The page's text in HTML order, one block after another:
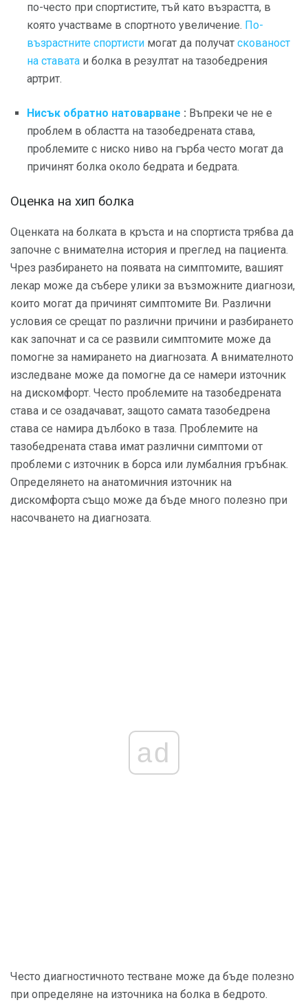
по-често при спортистите, тъй като възрастта, в
която участваме в спортното увеличение. По-
възрастните спортисти могат да получат скованост
на ставата и болка в резултат на тазобедрения
артрит.
Нисък обратно натоварване : Въпреки че не е
проблем в областта на тазобедрената става,
проблемите с ниско ниво на гърба често могат да
причинят болка около бедрата и бедрата.
Оценка на хип болка
Оценката на болката в кръста и на спортиста трябва да
започне с внимателна история и преглед на пациента.
Чрез разбирането на появата на симптомите, вашият
лекар може да събере улики за възможните диагнози,
които могат да причинят симптомите Ви. Различни
условия се срещат по различни причини и разбирането
как започнат и са се развили симптомите може да
помогне за намирането на диагнозата. А внимателното
изследване може да помогне да се намери източник
на дискомфорт. Често проблемите на тазобедрената
става и се озадачават, защото самата тазобедрена
става се намира дълбоко в таза. Проблемите на
тазобедрената става имат различни симптоми от
проблеми с източник в борса или лумбалния гръбнак.
Определянето на анатомичния източник на
дискомфорта също може да бъде много полезно при
насочването на диагнозата.
ad
Често диагностичното тестване може да бъде полезно
при определяне на източника на болка в бедрото.